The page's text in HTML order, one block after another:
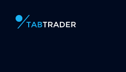
Halaman utama